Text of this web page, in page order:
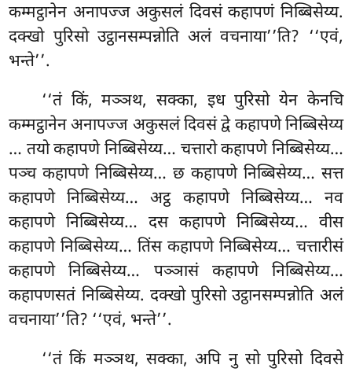
कम्मट्ठानेन अनापज्ज अकुसलं दिवसं कहापणं निब्बिसेय्य.
दक्खो पुरिसो उट्ठानसम्पन्नोति अलं वचनाया’’ति? ‘‘एवं,
भन्ते’’.
‘‘तं किं, मञ्ञथ, सक्का, इध पुरिसो येन केनचि
कम्मट्ठानेन अनापज्ज अकुसलं दिवसं द्वे कहापणे निब्बिसेय्य
… तयो कहापणे निब्बिसेय्य… चत्तारो कहापणे निब्बिसेय्य…
पञ्च कहापणे निब्बिसेय्य… छ कहापणे निब्बिसेय्य… सत्त
कहापणे निब्बिसेय्य… अट्ठ कहापणे निब्बिसेय्य… नव
कहापणे निब्बिसेय्य… दस कहापणे निब्बिसेय्य… वीस
कहापणे निब्बिसेय्य… तिंस कहापणे निब्बिसेय्य… चत्तारीसं
कहापणे निब्बिसेय्य… पञ्ञासं कहापणे निब्बिसेय्य…
कहापणसतं निब्बिसेय्य. दक्खो पुरिसो उट्ठानसम्पन्नोति अलं
वचनाया’’ति? ‘‘एवं, भन्ते’’.
‘‘तं किं मञ्ञथ, सक्का, अपि नु सो पुरिसो दिवसे